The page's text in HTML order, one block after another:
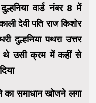
वार्ड नंबर 8 में
देवी पति राज किशोर
दुल्हनिया पथरा उत्तर
थे उसी क्रम में कहीं से
समाधान खोजने लगा